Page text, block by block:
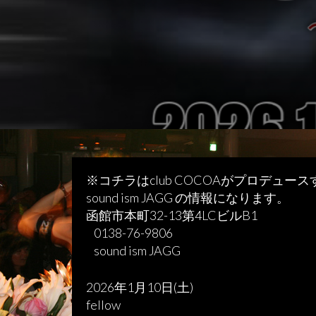
※コチラはclub COCOAがプロデュー
sound ism JAGG の情報になります。
函館市本町32-13第4LCビルB1
0138-76-9806
sound ism JAGG
2026年1月10日(土)
fellow